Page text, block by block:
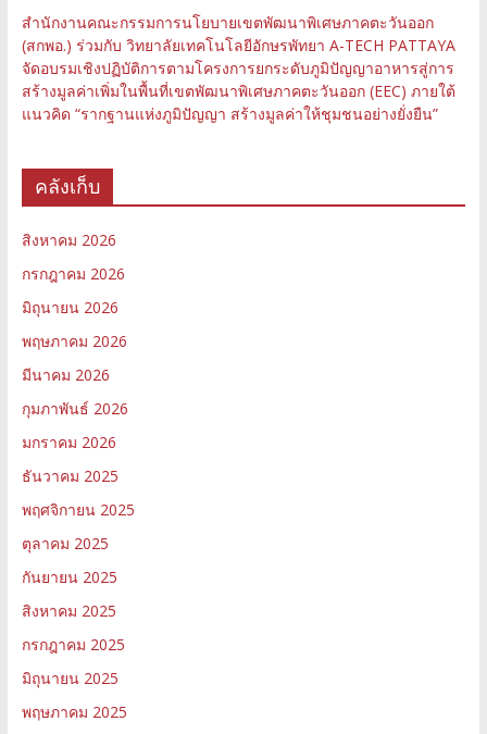
สำนักงานคณะกรรมการนโยบายเขตพัฒนาพิเศษภาคตะวันออก
(สกพอ.) ร่วมกับ วิทยาลัยเทคโนโลยีอักษรพัทยา A-TECH PATTAYA
จัดอบรมเชิงปฏิบัติการตามโครงการยกระดับภูมิปัญญาอาหารสู่การ
สร้างมูลค่าเพิ่มในพื้นที่เขตพัฒนาพิเศษภาคตะวันออก (EEC) ภายใต้
แนวคิด “รากฐานแห่งภูมิปัญญา สร้างมูลค่าให้ชุมชนอย่างยั่งยืน”
คลังเก็บ
สิงหาคม 2026
กรกฎาคม 2026
มิถุนายน 2026
พฤษภาคม 2026
มีนาคม 2026
กุมภาพันธ์ 2026
มกราคม 2026
ธันวาคม 2025
พฤศจิกายน 2025
ตุลาคม 2025
กันยายน 2025
สิงหาคม 2025
กรกฎาคม 2025
มิถุนายน 2025
พฤษภาคม 2025